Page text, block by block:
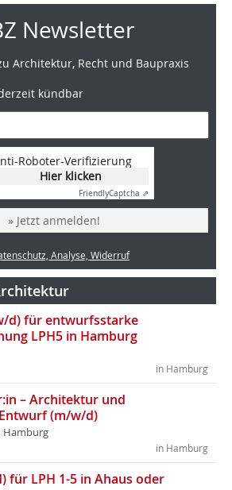
Newsletter
Architektur, Recht und Baupraxis
kündbar
Roboter-Verifizierung
Hier klicken
FriendlyCaptcha ⇗
» Jetzt anmelden!
Analyse, Widerruf
d) für entwurfsstarke
LPH5 in Hamburg
in Hamburg
– Architektur und
(m/w/d)
Hamburg
in Hamburg
für LPH 1-5 in Ahaus oder